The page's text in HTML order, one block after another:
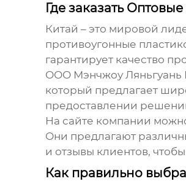
Где заказать
Китай – это мировой
противоугонные
гарантирует качество
ООО Мэнчжоу Ляньгуань
который предлагает
предоставлении
На сайте компании
Они предлагают
и отзывы клиентов,
Как правильно